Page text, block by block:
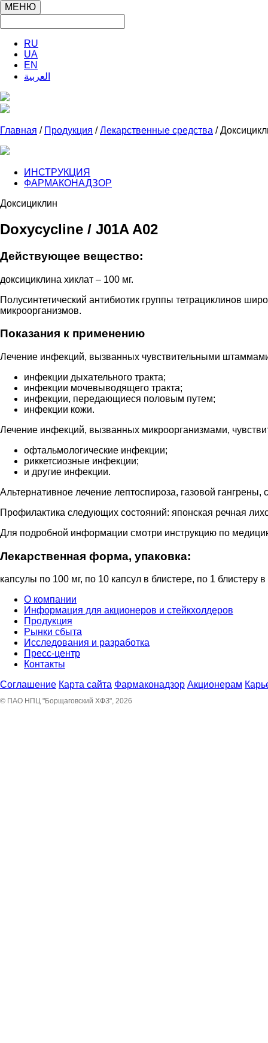
МЕНЮ
RU
UA
EN
العربية
Главная / Продукция /Лекарственные средства /
ИНСТРУКЦИЯ
ФАРМАКОНАДЗОР
Доксициклин
Doxycycline / J01A A02
Действующее вещество:
доксициклина хиклат – 100 мг.
Полусинтетический антибиотик группы тетрациклинов
микроорганизмов.
Показания к применению
Лечение инфекций, вызванных чувствительными
инфекции дыхательного тракта;
инфекции мочевыводящего тракта;
инфекции, передающиеся половым путем;
инфекции кожи.
Лечение инфекций, вызванных микроорганизмами,
офтальмологические инфекции;
риккетсиозные инфекции;
и другие инфекции.
Альтернативное лечение лептоспироза, газовой гангрены,
Профилактика следующих состояний: японская речная
Для подробной информации смотри инструкцию по
Лекарственная форма, упаковка:
капсулы по 100 мг, по 10 капсул в блистере, по 1 блистеру в
О компании
Информация для акционеров и стейкхолдеров
Продукция
Рынки сбыта
Исследования и разработка
Пресс-центр
Контакты
Соглашение Карта сайта Фармаконадзор Акционерам
© ПАО НПЦ "Борщаговский ХФЗ", 2026